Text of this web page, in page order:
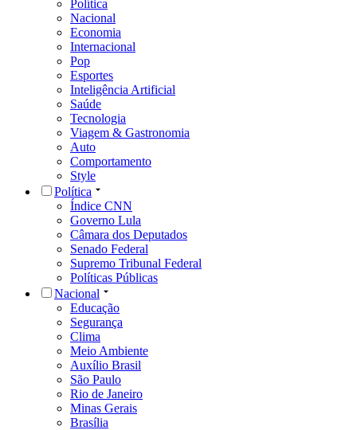
Política
Nacional
Economia
Internacional
Pop
Esportes
Inteligência Artificial
Saúde
Tecnologia
Viagem & Gastronomia
Auto
Comportamento
Style
Política
Índice CNN
Governo Lula
Câmara dos Deputados
Senado Federal
Supremo Tribunal Federal
Políticas Públicas
Nacional
Educação
Segurança
Clima
Meio Ambiente
Auxílio Brasil
São Paulo
Rio de Janeiro
Minas Gerais
Brasília